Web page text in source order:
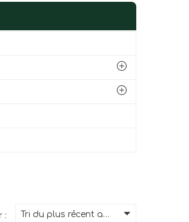
: Tri du plus récent au plus ancien